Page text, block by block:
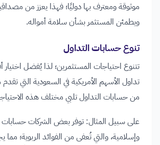
موثوقة ومعترف بها دوليًا؛ فهذا يعزز من
ويطمئن المستثمر بشأن سلامة أمواله.
تنوع حسابات التداول
تتنوع احتياجات المستثمرين؛ لذا يُفضل
تداول الأسهم الأمريكية في السعودية التي
من حسابات التداول تلبي مختلف هذه
على سبيل المثال: توفر بعض الشركات حسابات
وإسلامية، والتي تُعفى من الفوائد الربوية؛ مما